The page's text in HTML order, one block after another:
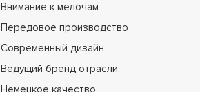
Внимание к мелочам
Передовое производство
Современный дизайн
Ведущий бренд отрасли
Немецкое качество